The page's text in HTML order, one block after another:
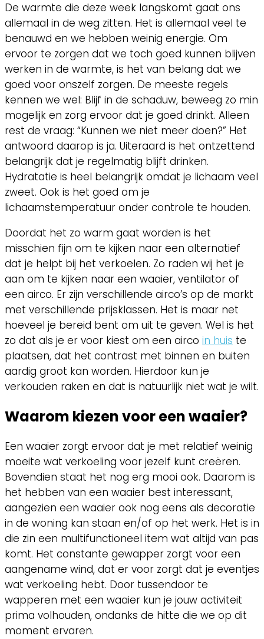
De warmte die deze week langskomt gaat ons
allemaal in de weg zitten. Het is allemaal veel te
benauwd en we hebben weinig energie. Om
ervoor te zorgen dat we toch goed kunnen blijven
werken in de warmte, is het van belang dat we
goed voor onszelf zorgen. De meeste regels
kennen we wel: Blijf in de schaduw, beweeg zo min
mogelijk en zorg ervoor dat je goed drinkt. Alleen
rest de vraag: “Kunnen we niet meer doen?” Het
antwoord daarop is ja. Uiteraard is het ontzettend
belangrijk dat je regelmatig blijft drinken.
Hydratatie is heel belangrijk omdat je lichaam veel
zweet. Ook is het goed om je
lichaamstemperatuur onder controle te houden.
Doordat het zo warm gaat worden is het
misschien fijn om te kijken naar een alternatief
dat je helpt bij het verkoelen. Zo raden wij het je
aan om te kijken naar een waaier, ventilator of
een airco. Er zijn verschillende airco’s op de markt
met verschillende prijsklassen. Het is maar net
hoeveel je bereid bent om uit te geven. Wel is het
zo dat als je er voor kiest om een airco in huis te
plaatsen, dat het contrast met binnen en buiten
aardig groot kan worden. Hierdoor kun je
verkouden raken en dat is natuurlijk niet wat je wilt.
Waarom kiezen voor een waaier?
Een waaier zorgt ervoor dat je met relatief weinig
moeite wat verkoeling voor jezelf kunt creëren.
Bovendien staat het nog erg mooi ook. Daarom is
het hebben van een waaier best interessant,
aangezien een waaier ook nog eens als decoratie
in de woning kan staan en/of op het werk. Het is in
die zin een multifunctioneel item wat altijd van pas
komt. Het constante gewapper zorgt voor een
aangename wind, dat er voor zorgt dat je eventjes
wat verkoeling hebt. Door tussendoor te
wapperen met een waaier kun je jouw activiteit
prima volhouden, ondanks de hitte die we op dit
moment ervaren.